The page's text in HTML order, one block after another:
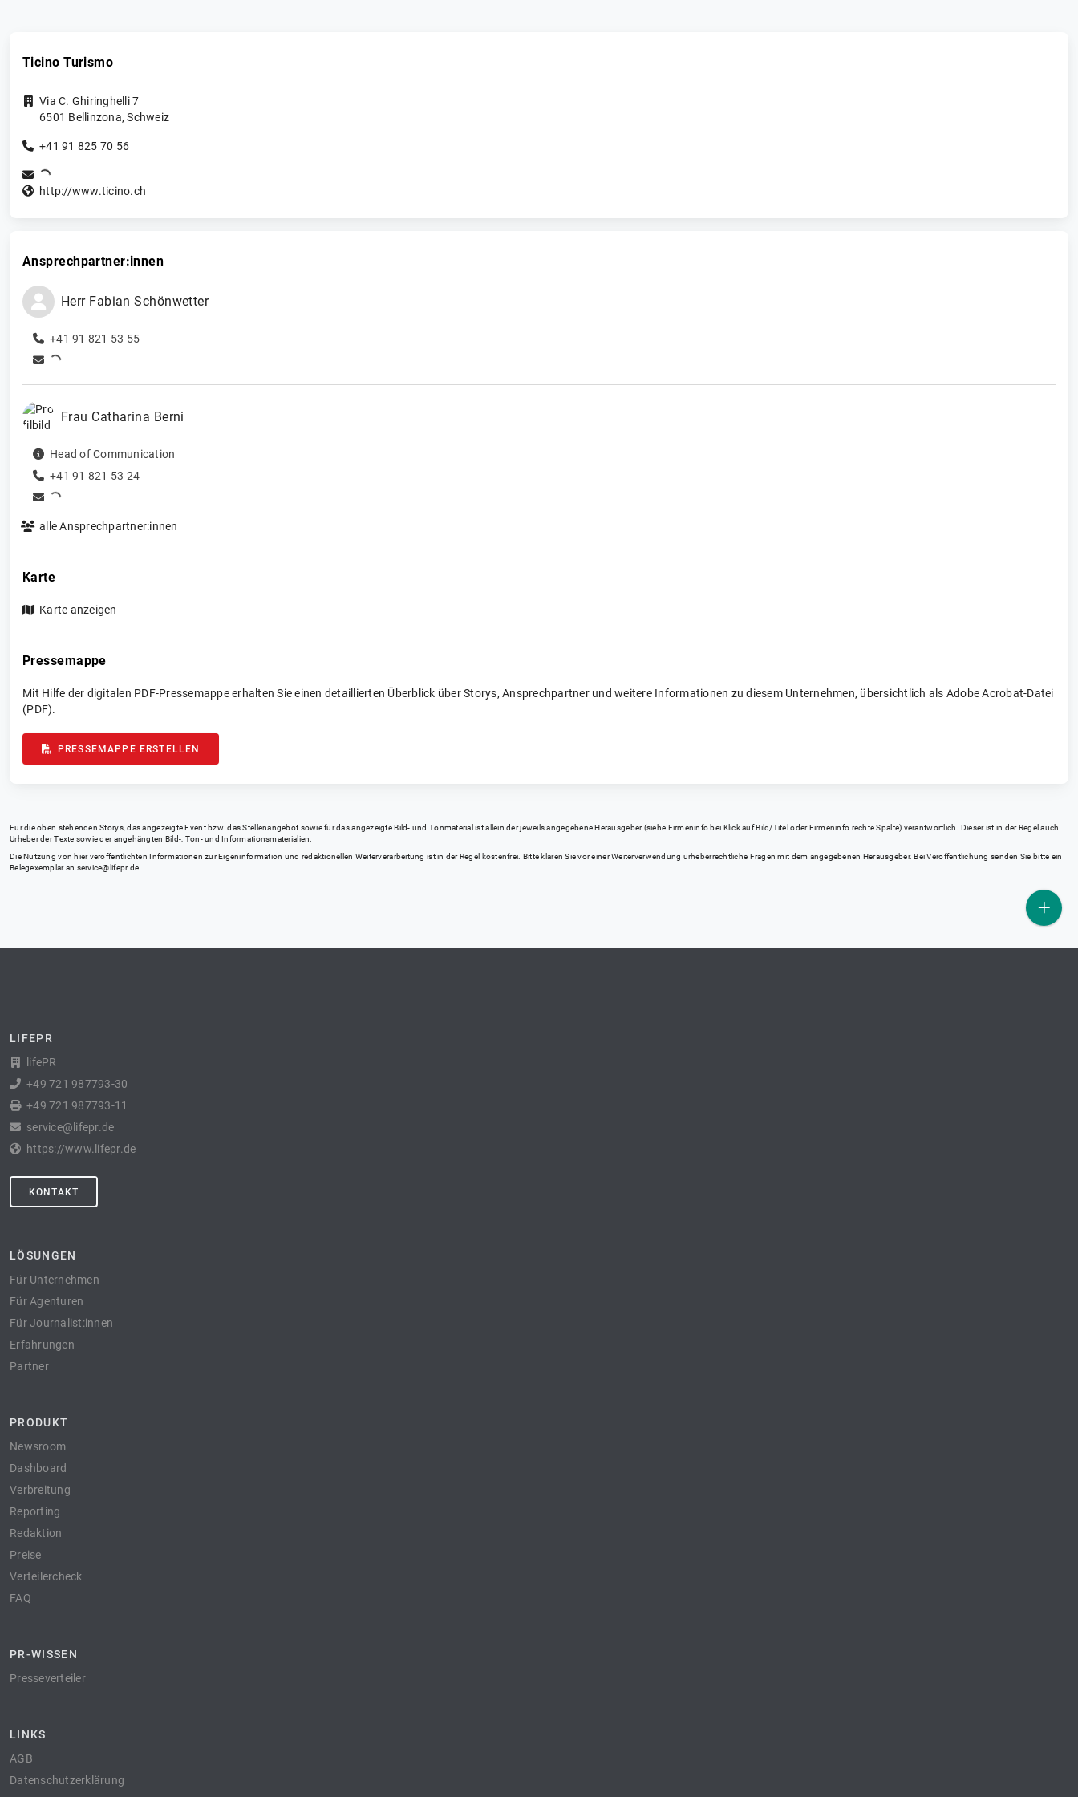
Ticino Turismo
Via C. Ghiringhelli 7
6501 Bellinzona,Schweiz
+41 91 825 70 56
http://www.ticino.ch
Ansprechpartner:innen
Herr Fabian Schönwetter
+41 91 821 53 55
Frau Catharina Berni
Head of Communication
+41 91 821 53 24
alle Ansprechpartner:innen
Karte
Karte anzeigen
Pressemappe
Mit Hilfe der digitalen PDF-Pressemappe erhalten Sie einen detaillierten Überblick über Storys, Ansprechpartner und weitere Informationen zu diesem Unternehmen, übersichtlich als Adobe Acrobat-Datei
(PDF).
PRESSEMAPPE ERSTELLEN
Für die oben stehenden Storys, das angezeigte Event bzw. das Stellenangebot sowie für das angezeigte Bild- und Tonmaterial ist allein der jeweils angegebene Herausgeber (siehe Firmeninfo bei Klick auf Bild/Titel oder Firmeninfo rechte Spalte) verantwortlich. Dieser ist in der Regel auch
Urheber der Texte sowie der angehängten Bild-, Ton- und Informationsmaterialien.
Die Nutzung von hier veröffentlichten Informationen zur Eigeninformation und redaktionellen Weiterverarbeitung ist in der Regel kostenfrei. Bitte klären Sie vor einer Weiterverwendung urheberrechtliche Fragen mit dem angegebenen Herausgeber. Bei Veröffentlichung senden Sie bitte ein
Belegexemplar an service@lifepr.de
LIFEPR
lifePR
+49 721 987793-30
+49 721 987793-11
service@lifepr.de
https://www.lifepr.de
KONTAKT
LÖSUNGEN
Für Unternehmen
Für Agenturen
Für Journalist:innen
Erfahrungen
Partner
PRODUKT
Newsroom
Dashboard
Verbreitung
Reporting
Redaktion
Preise
Verteilercheck
FAQ
PR-WISSEN
Presseverteiler
LINKS
AGB
Datenschutzerklärung